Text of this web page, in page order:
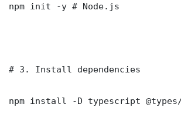
npm init -y # Node.js
# 3. Install dependencies
npm install -D typescript